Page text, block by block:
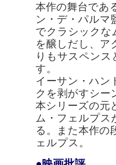
本作の舞台であ
ン・デ・パルマ
でクラシックな
を醸しだし、ア
りもサスペンス
す。
イーサン・ハン
クを剥がすシー
本シリーズの元
ム・フェルプス
る。また本作の
ェルプス。